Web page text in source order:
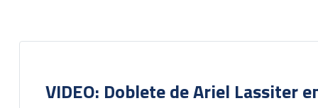
VIDEO: Doblete de Ariel Lassiter